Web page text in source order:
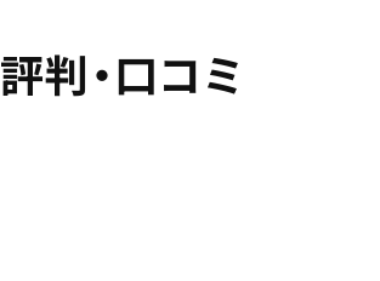
評判・口コミ